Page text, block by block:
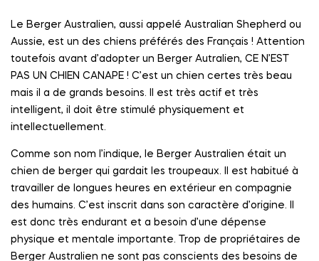
Le Berger Australien, aussi appelé Australian Shepherd ou
Aussie, est un des chiens préférés des Français ! Attention
toutefois avant d’adopter un Berger Autralien, CE N’EST
PAS UN CHIEN CANAPE ! C’est un chien certes très beau
mais il a de grands besoins. Il est très actif et très
intelligent, il doit être stimulé physiquement et
intellectuellement.
Comme son nom l’indique, le Berger Australien était un
chien de berger qui gardait les troupeaux. Il est habitué à
travailler de longues heures en extérieur en compagnie
des humains. C’est inscrit dans son caractère d’origine. Il
est donc très endurant et a besoin d’une dépense
physique et mentale importante. Trop de propriétaires de
Berger Australien ne sont pas conscients des besoins de